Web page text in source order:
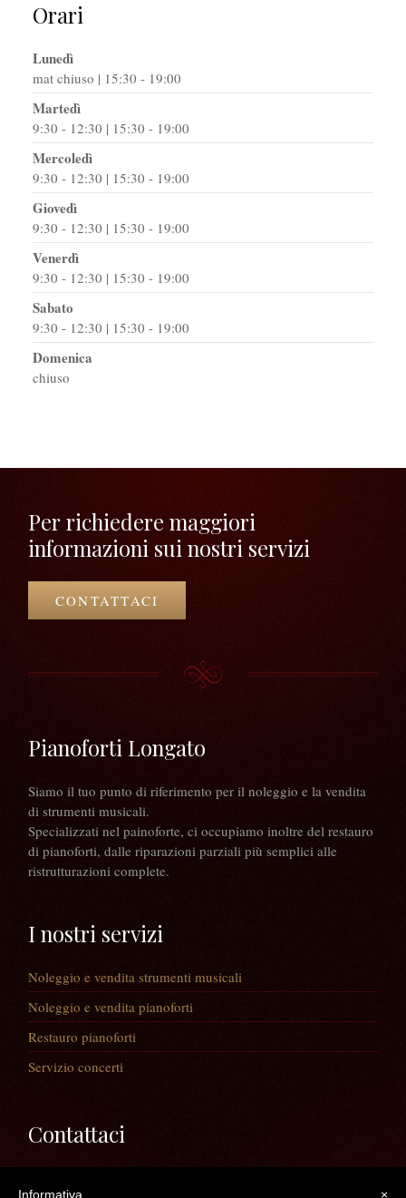
Orari
Lunedì
mat chiuso | 15:30 - 19:00
Martedì
9:30 - 12:30 | 15:30 - 19:00
Mercoledì
9:30 - 12:30 | 15:30 - 19:00
Giovedì
9:30 - 12:30 | 15:30 - 19:00
Venerdì
9:30 - 12:30 | 15:30 - 19:00
Sabato
9:30 - 12:30 | 15:30 - 19:00
Domenica
chiuso
Per richiedere maggiori
informazioni sui nostri servizi
CONTATTACI
Pianoforti Longato
Siamo il tuo punto di riferimento per il noleggio e la vendita
di strumenti musicali.
Specializzati nel painoforte, ci occupiamo inoltre del restauro
di pianoforti, dalle riparazioni parziali più semplici alle
ristrutturazioni complete.
I nostri servizi
Noleggio e vendita strumenti musicali
Noleggio e vendita pianoforti
Restauro pianoforti
Servizio concerti
Contattaci
×
Informativa